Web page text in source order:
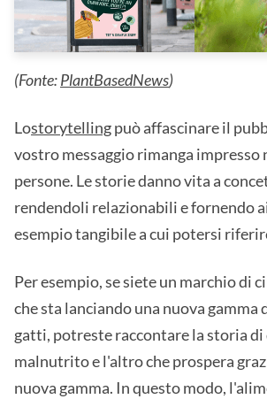
(Fonte:PlantBasedNews)
Lostorytellingpuò affascinare il
vostro messaggio rimanga impresso
persone. Le storie danno vita a
rendendoli relazionabili e fornendo
esempio tangibile a cui potersi
Per esempio, se siete un marchio di
che sta lanciando una nuova
gatti, potreste raccontare la storia di
malnutrito e l'altro che prospera
nuova gamma. In questo modo,